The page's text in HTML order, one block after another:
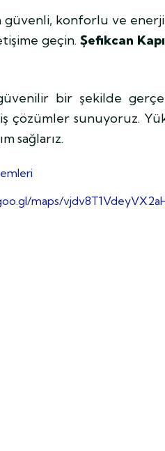
konforlu ve
geçin. Şefikcan
bir şekilde
sunuyoruz.
sağlarız.
maps/